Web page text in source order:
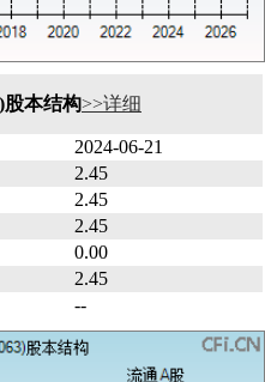
股本结构>>详细
2024-06-21
2.45
2.45
2.45
0.00
2.45
--